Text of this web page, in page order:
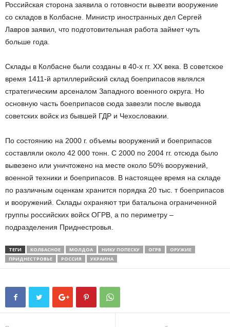
Российская сторона заявила о готовности вывезти вооружение
со складов в Колбасне. Министр иностранных дел Сергей
Лавров заявил, что подготовительная работа займет чуть
больше года.
Склады в Колбасне были созданы в 40-х гг. ХХ века. В советское
время 1411-й артиллерийский склад боеприпасов являлся
стратегическим арсеналом Западного военного округа. Но
основную часть боеприпасов сюда завезли после вывода
советских войск из бывшей ГДР и Чехословакии.
По состоянию на 2000 г. объемы вооружений и боеприпасов
составляли около 42 000 тонн. С 2000 по 2004 гг. отсюда было
вывезено или уничтожено на месте около 50% вооружений,
военной техники и боеприпасов. В настоящее время на складе
по различным оценкам хранится порядка 20 тыс. т боеприпасов
и вооружений. Склады охраняют три батальона ограниченной
группы российских войск ОГРВ, а по периметру –
подразделения Приднестровья.
ТЕГИ КОЛБАСНОЕ МОЛДОА НИКУ ПОПЕСКУ ОГРВ
ОРУЖИЕ
ПРИДНЕСТРОВЬЕ
РОССИЯ УКРАИНА